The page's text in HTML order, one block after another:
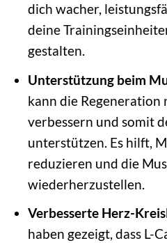
dich wacher,
deine
gestalten.
Unterstützung beim
kann die Regeneration
verbessern und somit
unterstützen. Es hilft,
reduzieren und die
wiederherzustellen.
Verbesserte Herz-
haben gezeigt, dass L-